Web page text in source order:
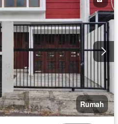
Rumah